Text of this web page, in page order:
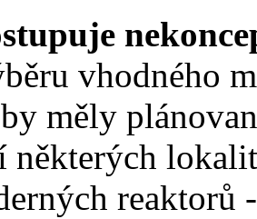
vhodného
měly
některých